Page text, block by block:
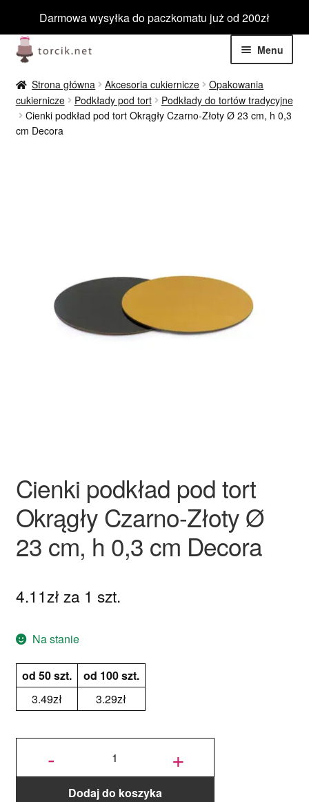
Darmowa wysyłka do paczkomatu już od 200zł
Przejdź
do
nawigacji
Przejdź
do
treści
Menu
Jadalne
menu
Niejadalne
Rozwiń
Nowości
Ozdoby na tort weselny
Strona główna Akcesoria cukiernicze
Opakowania
cukiernicze
Podkłady pod tort
Podkłady do tortów tradycyjne
Cienki podkład pod tort Okrągły Czarno-Złoty Ø 23 cm, h 0,3
cm Decora
Cienki podkład pod tort
Okrągły Czarno-Złoty Ø
23 cm, h 0,3 cm Decora
4.11zł za 1 szt.
Na stanie
od 50 szt.
od 100 szt.
3.49zł 3.29zł
-
ilość
pod tort
Okrągły
Czarno-
Złoty Ø
23 cm,
+
Dodaj do koszyka